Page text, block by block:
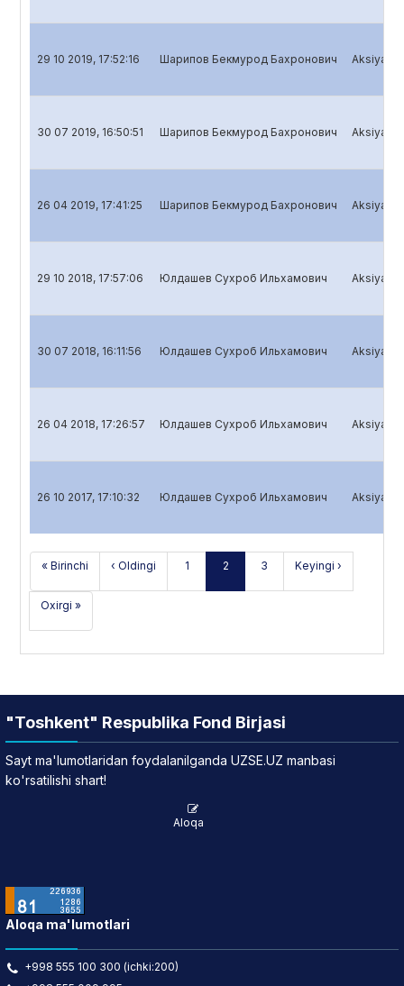
29 10 2019, 17:52:16 Шарипов Бекмурод Бахронович
30 07 2019, 16:50:51 Шарипов Бекмурод Бахронович
26 04 2019, 17:41:25 Шарипов Бекмурод Бахронович
29 10 2018, 17:57:06 Юлдашев Сухроб Ильхамович
30 07 2018, 16:11:56 Юлдашев Сухроб Ильхамович
26 04 2018, 17:26:57 Юлдашев Сухроб Ильхамович
26 10 2017, 17:10:32 Юлдашев Сухроб Ильхамович
« Birinchi ‹ Oldingi 1 2 3 Keyingi ›
Oxirgi »
"Toshkent" Respublika Fond Birjasi
Sayt ma'lumotlaridan foydalanilganda UZSE.UZ manbasi
ko'rsatilishi shart!
Aloqa
Aloqa ma'lumotlari
+998 555 100 300 (ichki:200)